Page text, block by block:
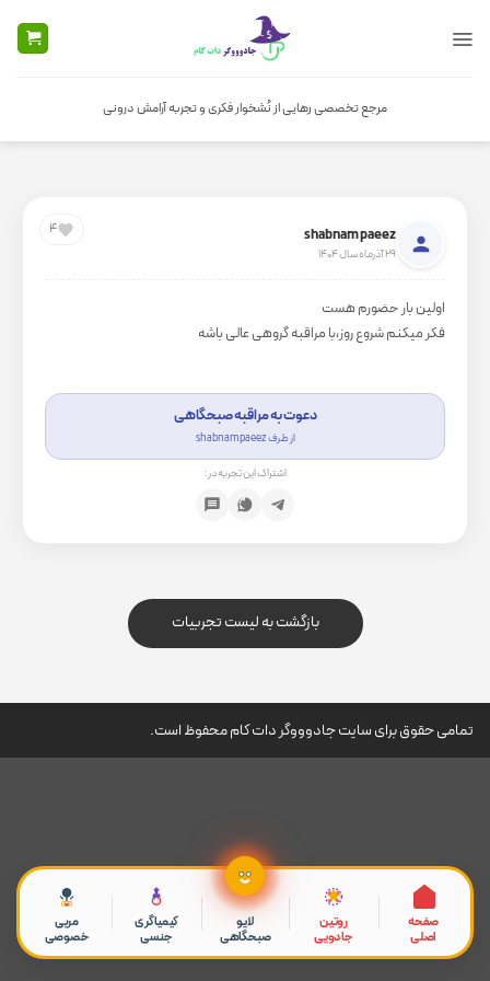
مرجع تخصصی رهایی از نُشخوار فکری و تجربه آرامش درونی
4 shabnam paeez
29 آذرماه سال 1404
اولین بار حضورم هست
فکر میکنم شروع روز،با مراقبه گروهی عالی باشه
دعوت به مراقبه صبحگاهی
از طرف shabnam paeez
اشتراک این تجربه در:
بازگشت به لیست تجربیات
تمامی حقوق برای سایت جادوووگر دات کام محفوظ است.
صفحه
اصلی
روتین
جادویی
لایو
صبحگاهی
کیمیاگری
جنسی
مربی
خصوصی